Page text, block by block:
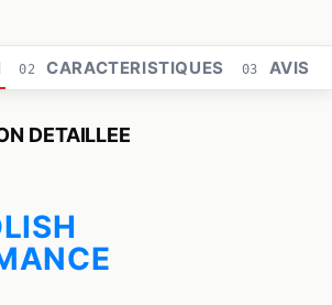
02 CARACTERISTIQUES 03 AVIS
DETAILLEE